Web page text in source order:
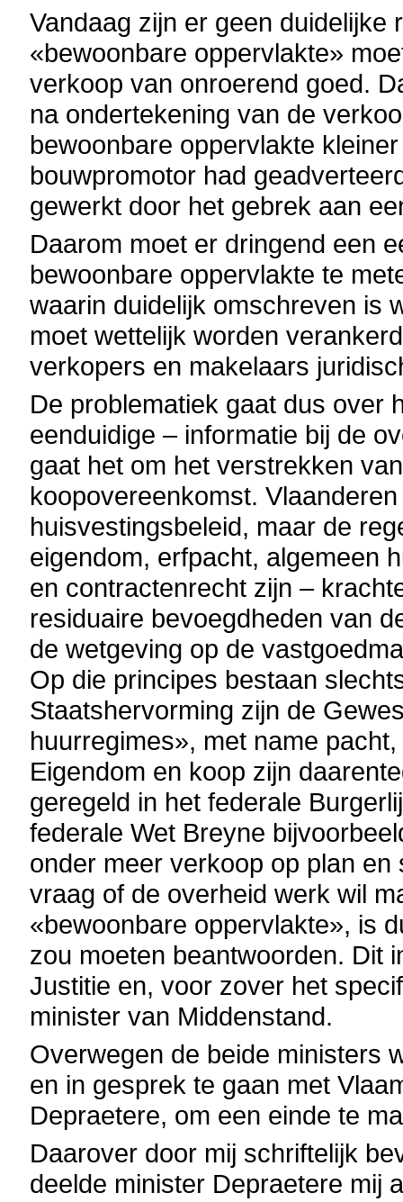
Vandaag zijn er geen duidelijke
«bewoonbare oppervlakte»
verkoop van onroerend goed.
na ondertekening van de
bewoonbare oppervlakte
bouwpromotor had
gewerkt door het gebrek aan
Daarom moet er dringend een
bewoonbare oppervlakte te
waarin duidelijk omschreven is
moet wettelijk worden
verkopers en makelaars
De problematiek gaat dus over
eenduidige – informatie bij de
gaat het om het verstrekken
koopovereenkomst.
huisvestingsbeleid, maar de
eigendom, erfpacht, algemeen
en contractenrecht zijn –
residuaire bevoegdheden van
de wetgeving op de
Op die principes bestaan
Staatshervorming zijn de
huurregimes», met name
Eigendom en koop zijn
geregeld in het federale
federale Wet Breyne
onder meer verkoop op plan
vraag of de overheid werk wil
«bewoonbare oppervlakte», is
zou moeten beantwoorden. Dit
Justitie en, voor zover het
minister van Middenstand.
Overwegen de beide ministers
en in gesprek te gaan met
Depraetere, om een einde te
Daarover door mij schriftelijk
deelde minister Depraetere mij